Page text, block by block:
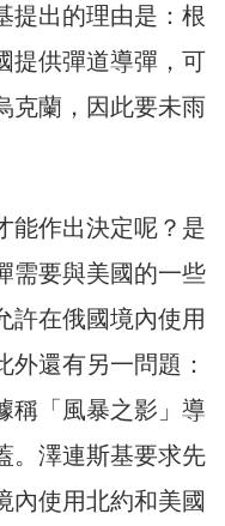
提出的理由是：根
提供彈道導彈，可
克蘭，因此要未雨
能作出決定呢？是
需要與美國的一些
許在俄國境內使用
還有另一問題：
稱「風暴之影」導
。澤連斯基要求先
內使用北約和美國